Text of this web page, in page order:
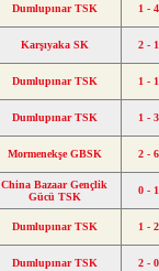
Dumlupınar TSK 1 - 4
Karşıyaka SK 2 - 1
Dumlupınar TSK 1 - 1
Dumlupınar TSK 1 - 3
Mormenekşe GBSK 2 - 6
China Bazaar Gençlik
Gücü TSK
0 - 1
Dumlupınar TSK 1 - 2
Dumlupınar TSK 2 - 0